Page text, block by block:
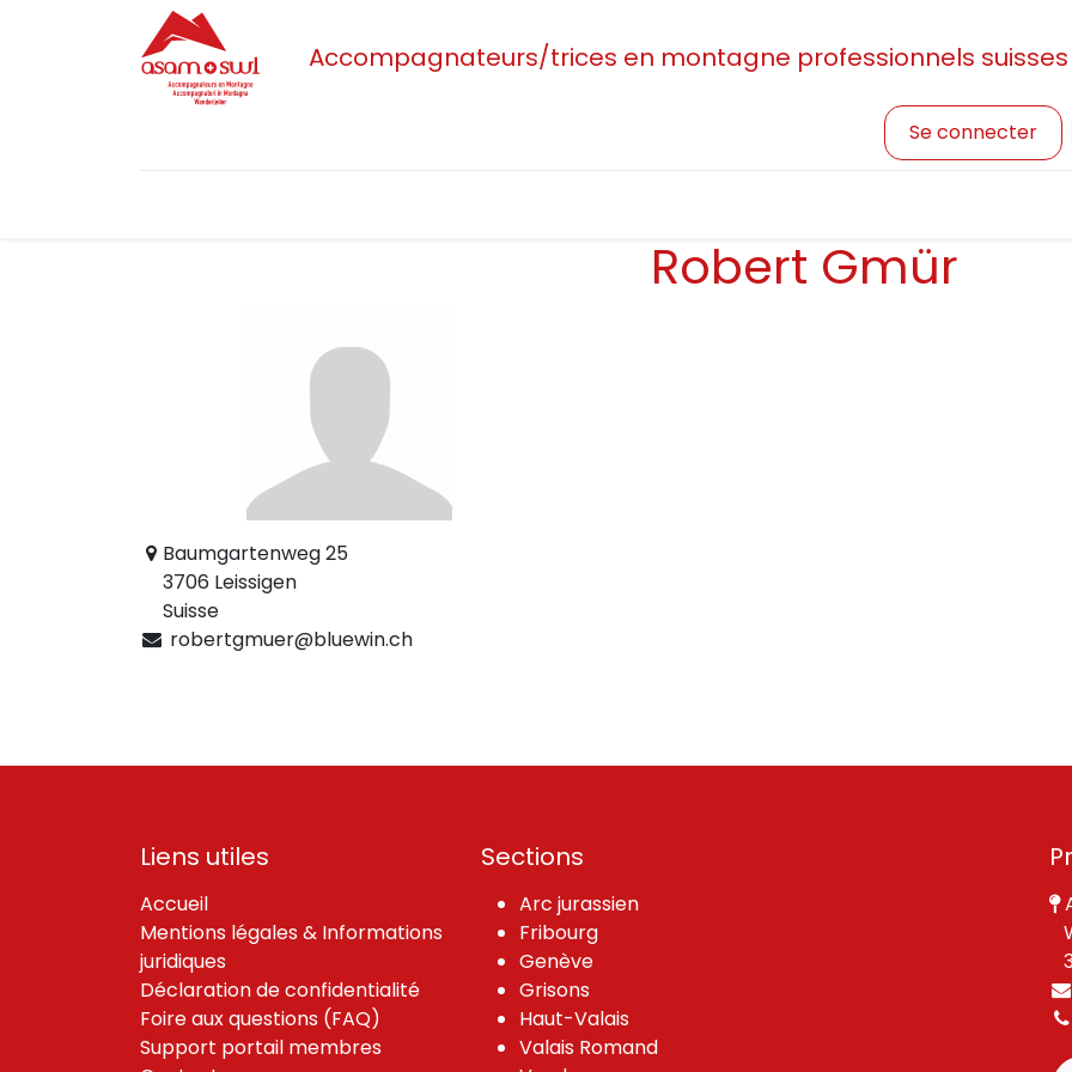
Accompagnateurs/trices en montagne professionnels suisses
Se connecter
Robert Gmür
Baumgartenweg 25
3706 Leissigen
Suisse
robertgmuer@bluewin.ch
Liens utiles
Accueil
Mentions légales & Informations
juridiques
Déclaration de confidentialité
Foire aux questions (FAQ)
Support portail membres
Sections
Arc jurassien
Fribourg
Genève
Grisons
Haut-Valais
Valais Romand